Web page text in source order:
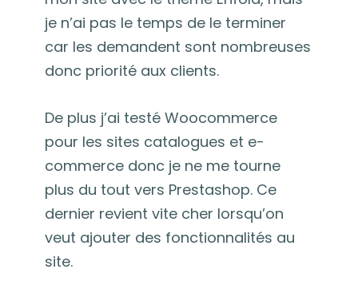
je n’ai pas le temps de le terminer
car les demandent sont nombreuses
donc priorité aux clients.
De plus j’ai testé Woocommerce
pour les sites catalogues et e-
commerce donc je ne me tourne
plus du tout vers Prestashop. Ce
dernier revient vite cher lorsqu’on
veut ajouter des fonctionnalités au
site.